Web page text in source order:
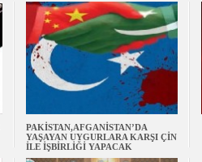
PAKİSTAN,AFGANİSTAN’DA
YAŞAYAN UYGURLARA KARŞI ÇİN
İLE İŞBİRLİĞİ YAPACAK